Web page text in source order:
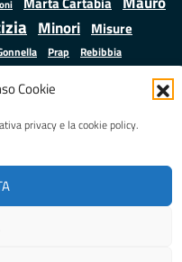
Cookie
privacy e la cookie policy.
Minori Misure
Prap
Rebibbia
Samuele Ciambriello
in numeri
LAZIOcrea